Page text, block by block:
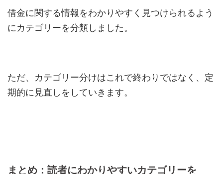
借金に関する情報をわかりやすく見つけられるよう
にカテゴリーを分類しました。
ただ、カテゴリー分けはこれで終わりではなく、定
期的に見直しをしていきます。
まとめ：読者にわかりやすいカテゴリーを